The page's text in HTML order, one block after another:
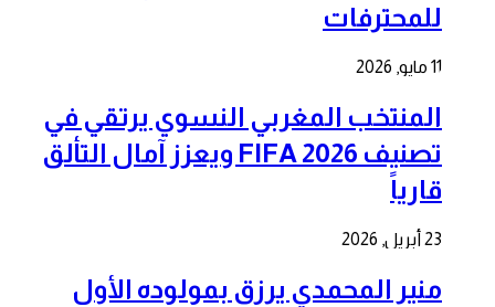
للمحترفات
11 مايو, 2026
المنتخب المغربي النسوي يرتقي في
تصنيف FIFA 2026 ويعزز آمال التألق
قارياً
23 أبريل, 2026
منير المحمدي يرزق بمولوده الأول